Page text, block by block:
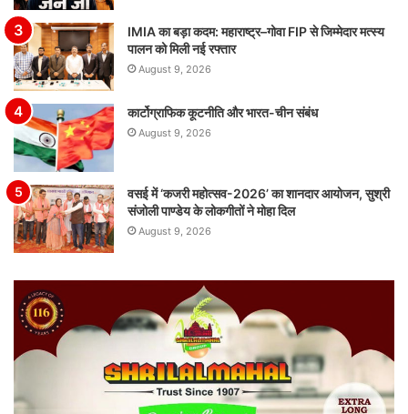
IMIA का बड़ा कदम: महाराष्ट्र–गोवा FIP से जिम्मेदार मत्स्य
पालन को मिली नई रफ्तार
August 9, 2026
कार्टोग्राफिक कूटनीति और भारत-चीन संबंध
August 9, 2026
वसई में ‘कजरी महोत्सव-2026’ का शानदार आयोजन, सुश्री
संजोली पाण्डेय के लोकगीतों ने मोहा दिल
August 9, 2026